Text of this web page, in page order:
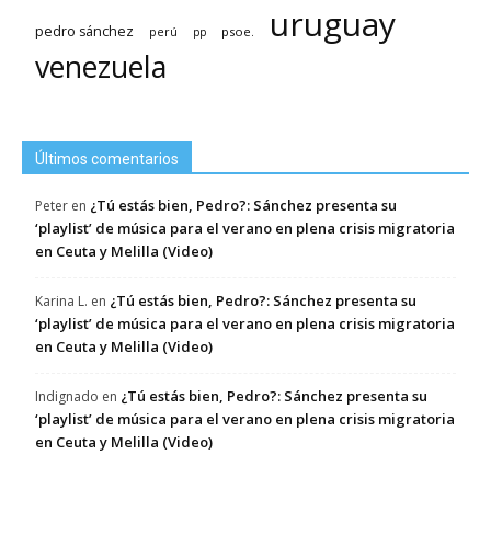
pedro sánchez perú pp psoe. uruguay
venezuela
Últimos comentarios
Peter en ¿Tú estás bien, Pedro?: Sánchez presenta su
‘playlist’ de música para el verano en plena crisis migratoria
en Ceuta y Melilla (Video)
Karina L. en ¿Tú estás bien, Pedro?: Sánchez presenta su
‘playlist’ de música para el verano en plena crisis migratoria
en Ceuta y Melilla (Video)
Indignado en ¿Tú estás bien, Pedro?: Sánchez presenta su
‘playlist’ de música para el verano en plena crisis migratoria
en Ceuta y Melilla (Video)